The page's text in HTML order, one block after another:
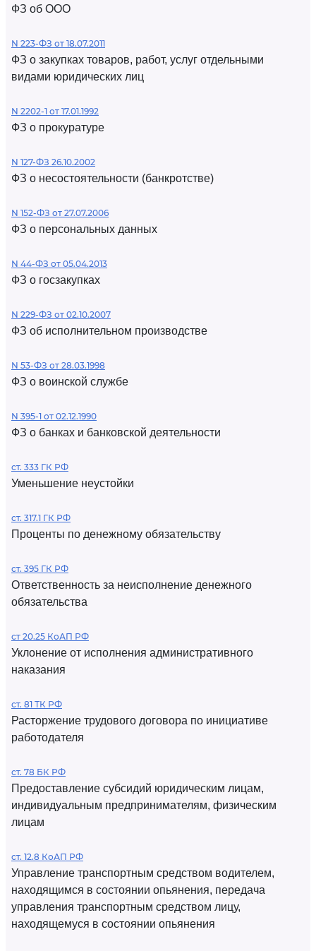
ФЗ об ООО
N 223-ФЗ от 18.07.2011
ФЗ о закупках товаров, работ, услуг отдельными
видами юридических лиц
N 2202-1 от 17.01.1992
ФЗ о прокуратуре
N 127-ФЗ 26.10.2002
ФЗ о несостоятельности (банкротстве)
N 152-ФЗ от 27.07.2006
ФЗ о персональных данных
N 44-ФЗ от 05.04.2013
ФЗ о госзакупках
N 229-ФЗ от 02.10.2007
ФЗ об исполнительном производстве
N 53-ФЗ от 28.03.1998
ФЗ о воинской службе
N 395-1 от 02.12.1990
ФЗ о банках и банковской деятельности
ст. 333 ГК РФ
Уменьшение неустойки
ст. 317.1 ГК РФ
Проценты по денежному обязательству
ст. 395 ГК РФ
Ответственность за неисполнение денежного
обязательства
ст 20.25 КоАП РФ
Уклонение от исполнения административного
наказания
ст. 81 ТК РФ
Расторжение трудового договора по инициативе
работодателя
ст. 78 БК РФ
Предоставление субсидий юридическим лицам,
индивидуальным предпринимателям, физическим
лицам
ст. 12.8 КоАП РФ
Управление транспортным средством водителем,
находящимся в состоянии опьянения, передача
управления транспортным средством лицу,
находящемуся в состоянии опьянения